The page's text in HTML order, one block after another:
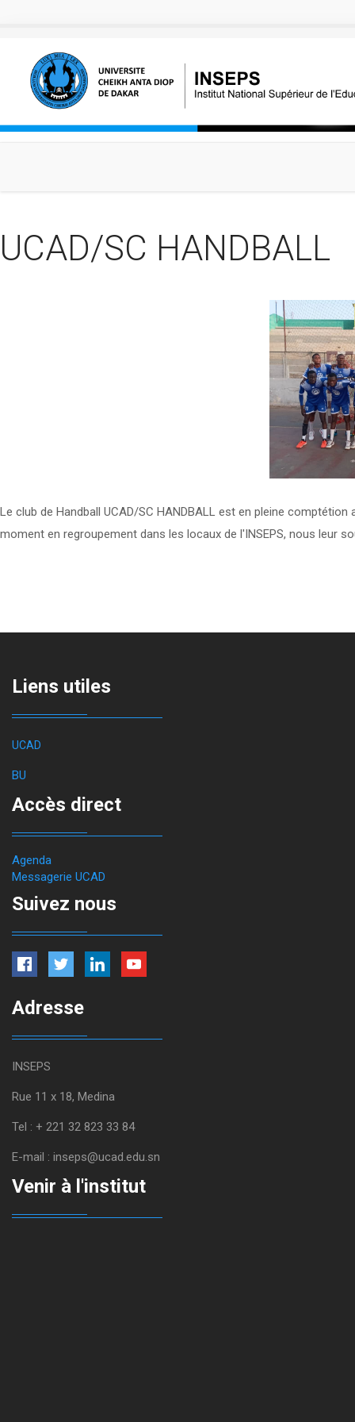
UCAD/SC HANDBALL
Le club de Handball UCAD/SC HANDBALL est en pleine
moment en regroupement dans les locaux de l'INSEPS, nous leur
Liens utiles
UCAD
BU
Accès direct
Agenda
Messagerie UCAD
Suivez nous
Adresse
INSEPS
Rue 11 x 18, Medina
Tel : + 221 32 823 33 84
E-mail : inseps@ucad.edu.sn
Venir à l'institut